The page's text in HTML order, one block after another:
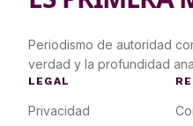
Periodismo de autoridad
verdad y la profundidad
LEGAL
Privacidad